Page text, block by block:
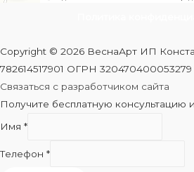
Copyright © 2026 ВеснаАрт ИП
782614517901 ОГРН 320470400053279
Связаться с разработчиком сайта
Получите бесплатную консультацию
Имя *
Телефон *